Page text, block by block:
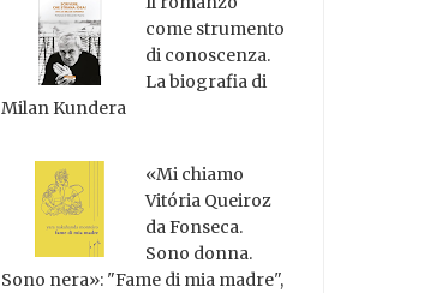
come strumento
di conoscenza.
La biografia di
Milan Kundera
«Mi chiamo
Vitória Queiroz
da Fonseca.
Sono donna.
Sono nera»: "Fame di mia madre",